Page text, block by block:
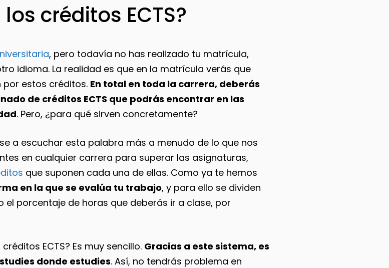
créditos ECTS?
, pero todavía no has realizado tu matrícula,
idioma. La realidad es que en la matrícula verás que
estos créditos. En total en toda la carrera, deberás
de créditos ECTS que podrás encontrar en las
. Pero, ¿para qué sirven concretamente?
a escuchar esta palabra más a menudo de lo que nos
en cualquier carrera para superar las asignaturas,
que suponen cada una de ellas. Como ya te hemos
en la que se evalúa tu trabajo, y para ello se dividen
porcentaje de horas que deberás ir a clase, por
ECTS? Es muy sencillo. Gracias a este sistema, es
donde estudies. Así, no tendrás problema en